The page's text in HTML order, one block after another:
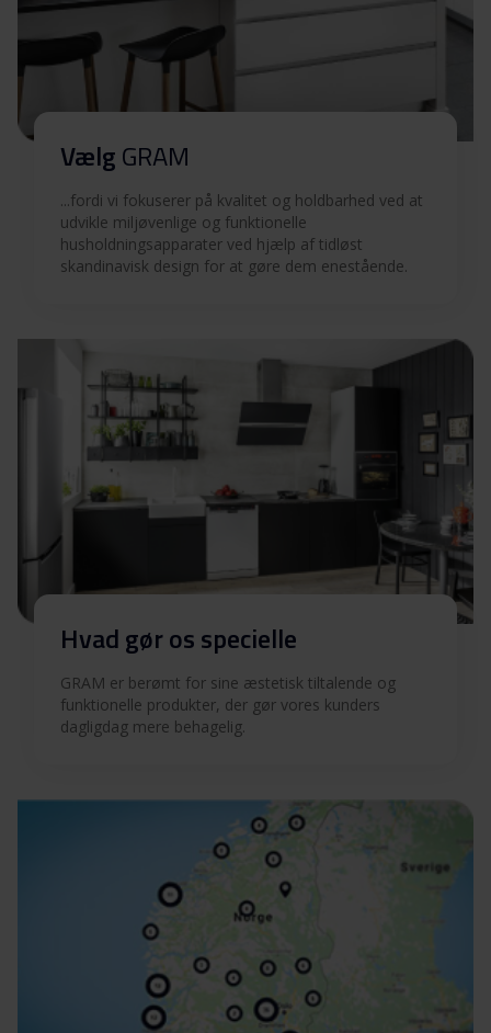
advarsler (FI)
Betjeningsvejledninger
Betjeningsvejledninger
(EN)
Betjeningsvejledninger
(FI,SV)
Produktbillede EKT 3500-
90
Hent alt (11) Hent udvalgt
VælgGRAM
...fordi vi fokuserer på kvalitet og holdbarhed ved at
udvikle miljøvenlige og funktionelle
husholdningsapparater ved hjælp af tidløst
skandinavisk design for at gøre dem enestående.
Hvad gør os specielle
GRAM er berømt for sine æstetisk tiltalende og
funktionelle produkter, der gør vores kunders
dagligdag mere behagelig.